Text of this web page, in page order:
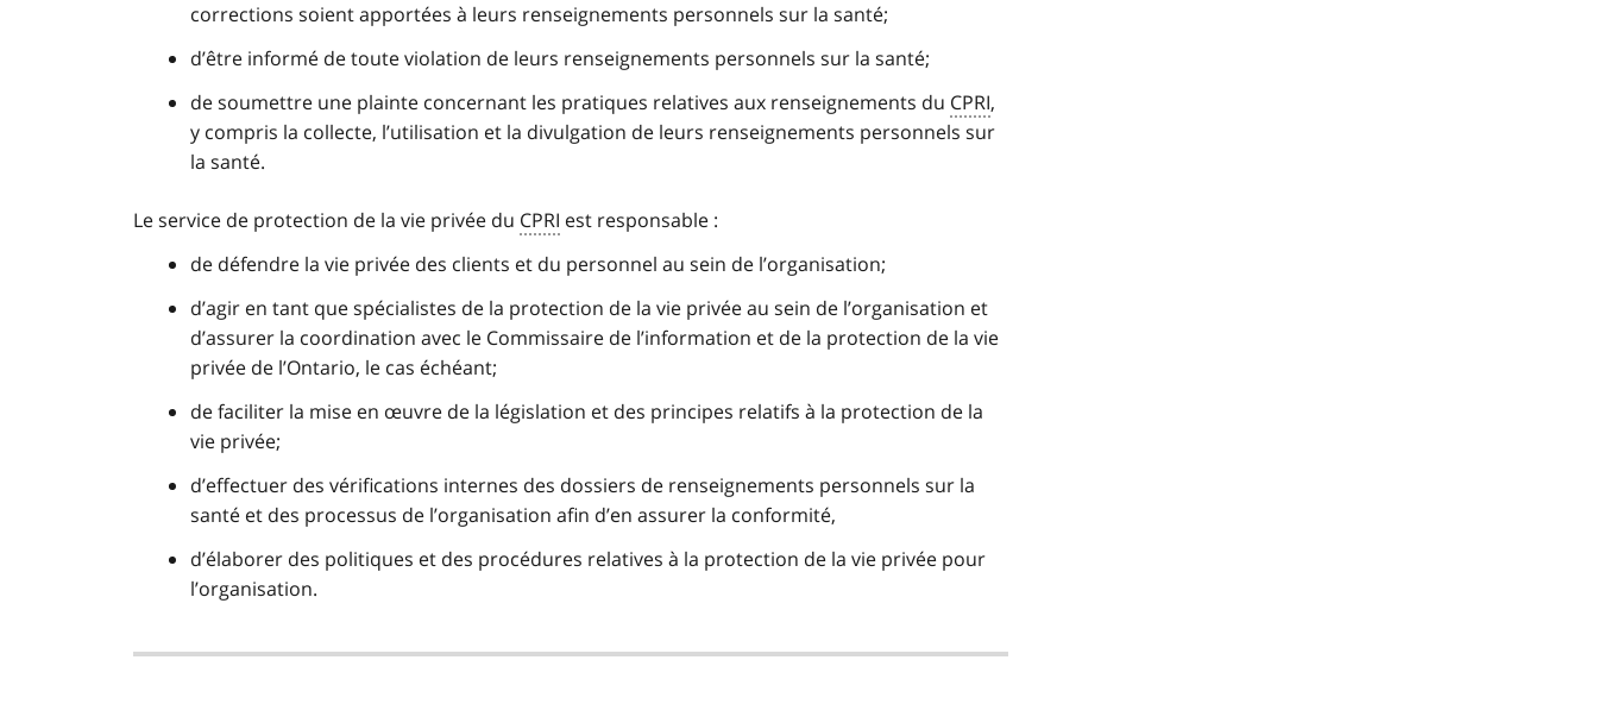
corrections soient apportées à leurs renseignements personnels sur la santé;
d’être informé de toute violation de leurs renseignements personnels sur la santé;
de soumettre une plainte concernant les pratiques relatives aux renseignements du CPRI,
y compris la collecte, l’utilisation et la divulgation de leurs renseignements personnels sur
la santé.
Le service de protection de la vie privée du CPRI est responsable :
de défendre la vie privée des clients et du personnel au sein de l’organisation;
d’agir en tant que spécialistes de la protection de la vie privée au sein de l’organisation et
d’assurer la coordination avec le Commissaire de l’information et de la protection de la vie
privée de l’Ontario, le cas échéant;
de faciliter la mise en œuvre de la législation et des principes relatifs à la protection de la
vie privée;
d’effectuer des vérifications internes des dossiers de renseignements personnels sur la
santé et des processus de l’organisation afin d’en assurer la conformité,
d’élaborer des politiques et des procédures relatives à la protection de la vie privée pour
l’organisation.